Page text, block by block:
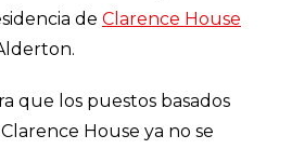
de Clarence House
que los puestos basados
House ya no se